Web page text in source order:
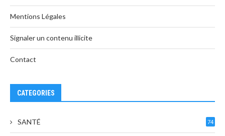
Mentions Légales
Signaler un contenu illicite
Contact
CATEGORIES
SANTÉ 74